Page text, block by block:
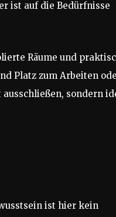
ist auf die Bedürfnisse
Räume und
Platz zum Arbeiten
sondern
ist hier kein